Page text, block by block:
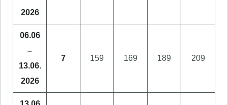
2026
06.06
–
13.06.
2026
7 159 169 189 209